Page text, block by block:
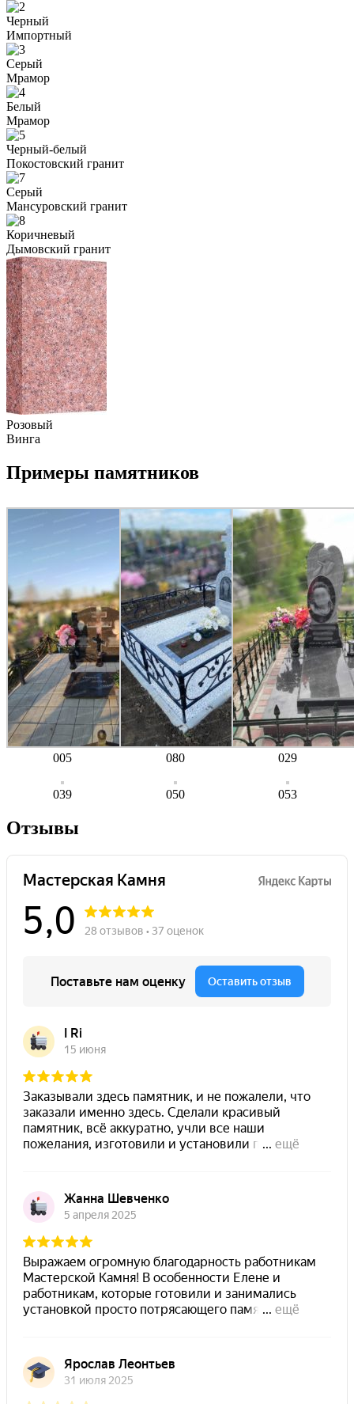
Черный
Импортный
Серый
Мрамор
Белый
Мрамор
Черный-белый
Покостовский гранит
Серый
Мансуровский гранит
Коричневый
Дымовский гранит
Розовый
Винга
Примеры памятников
005 080 029
039 050 053
Отзывы